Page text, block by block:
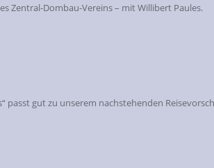
Zentral-Dombau-Vereins – mit Willibert Paules.
gut zu unserem nachstehenden